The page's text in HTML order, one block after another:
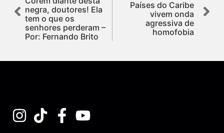
negra, doutores! Ela
tem o que os
senhores perderam –
Por: Fernando Brito
Países do Caribe
vivem onda
agressiva de
homofobia